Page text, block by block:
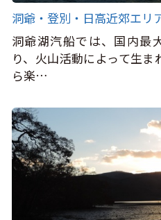
洞爺・登別・日高近郊エリ
洞爺湖汽船では、国内最
り、火山活動によって生
ら楽…